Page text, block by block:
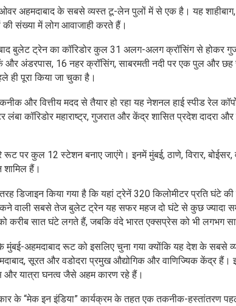
अहमदाबाद के सबसे व्यस्त टू-लेन पुलों में से एक है। यह
की संख्या में लोग आवाजाही करते हैं।
बुलेट ट्रेन का कॉरिडोर कुल 31 अलग-अलग क्रॉसिंग से होकर
अंडरपास, 16 नहर क्रॉसिंग, साबरमती नदी पर एक पुल और छह
ही पूरा किया जा चुका है।
और वित्तीय मदद से तैयार हो रहा यह नेशनल हाई स्पीड रेल
लंबा कॉरिडोर महाराष्ट्र, गुजरात और केंद्र शासित प्रदेश दादरा
पर कुल 12 स्टेशन बनाए जाएंगे। इनमें मुंबई, ठाणे, विरार, बोईसर,
हैं।
डिजाइन किया गया है कि यहां ट्रेनें 320 किलोमीटर प्रति
वाली सबसे तेज बुलेट ट्रेन यह सफर महज दो घंटे से कुछ ज्यादा
करीब सात घंटे लगते हैं, जबकि वंदे भारत एक्सप्रेस को भी लगभग
मुंबई-अहमदाबाद रूट को इसलिए चुना गया क्योंकि यह देश के सबसे
सूरत और वडोदरा प्रमुख औद्योगिक और वाणिज्यिक केंद्र
और यात्रा घनत्व जैसे अहम कारण रहे हैं।
के “मेक इन इंडिया” कार्यक्रम के तहत एक तकनीक-हस्तांतरण